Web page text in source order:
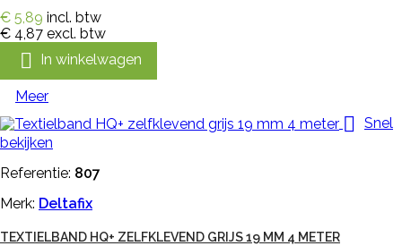
€ 5,89 incl. btw
€ 4,87 excl. btw
 In winkelwagen
Meer
 Snel
bekijken
Referentie: 807
Merk: Deltafix
TEXTIELBAND HQ+ ZELFKLEVEND GRIJS 19 MM 4 METER